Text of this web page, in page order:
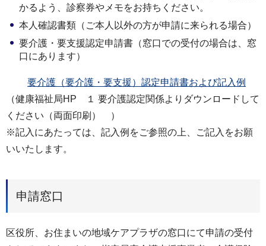
かるよう、診察券やメモをお持ちください。
本人確認書類（ご本人以外の方が申請に来られる場合）
要介護・要支援認定申請書（窓口での受付の場合は、窓
口にあります）
要介護（要介護・要支援）認定申請書および記入例
（健康福祉局HP １ 要介護認定関係よりダウンロードして
ください（両面印刷） ）
※記入にあたっては、記入例をご参照の上、ご記入をお願
いいたします。
申請窓口
区役所、お住まいの地域ケアプラザの窓口にて申請の受付